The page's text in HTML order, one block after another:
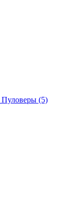
Пуловеры (5)